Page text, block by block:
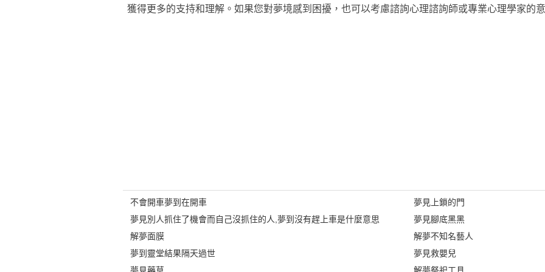
獲得更多的支持和理解。如果您對夢境感到困擾，也可以考慮諮詢心理諮詢師或專業心理學家的
不會開車夢到在開車
夢見別人抓住了機會而自己沒抓住的人,夢到沒有趕上車是什麼意思
解夢面膜
夢到靈堂結果隔天過世
夢見上鎖的門
夢見腳底黑黑
解夢不知名藝人
夢見救嬰兒